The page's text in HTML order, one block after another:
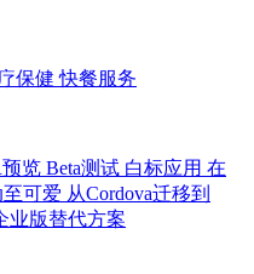
保健快餐服务
预览 Beta测试 白标应用 在
可爱 从Cordova迁移到
业版替代方案